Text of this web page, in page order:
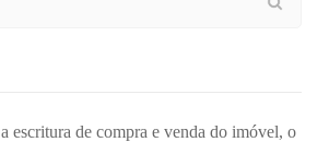
escritura de compra e venda do imóvel, o